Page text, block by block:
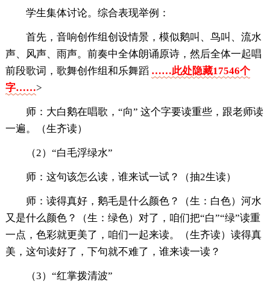
学生集体讨论。综合表现举例：
首先，音响创作组创设情景，模似鹅叫、鸟叫、流水
声、风声、雨声。前奏中全体朗诵原诗，然后全体一起唱
前段歌词，歌舞创作组和乐舞蹈 ……此处隐藏17546个
字……>
师：大白鹅在唱歌，“向” 这个字要读重些，跟老师读
一遍。（生齐读）
（2）“白毛浮绿水”
师：这句该怎么读，谁来试一试？（抽2生读）
师：读得真好，鹅毛是什么颜色？（生：白色）河水
又是什么颜色？（生：绿色）对了，咱们把“白”“绿”读重
一点，色彩就更美了，咱们一起来读。（生齐读）读得真
美，这句读好了，下句就不难了，谁来读一读？
（3）“红掌拨清波”